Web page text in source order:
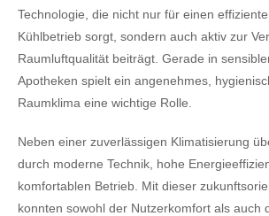
Technologie, die nicht nur für einen
Kühlbetrieb sorgt, sondern auch aktiv zur
Raumluftqualität beiträgt. Gerade in
Apotheken spielt ein angenehmes,
Raumklima eine wichtige Rolle.
Neben einer zuverlässigen Klimatisierung
durch moderne Technik, hohe
komfortablen Betrieb. Mit dieser
konnten sowohl der Nutzerkomfort als auch